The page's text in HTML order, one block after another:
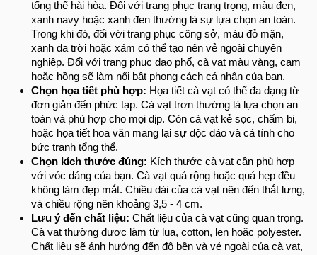
tổng thể hài hòa. Đối với trang phục trang trọng, màu đen,
xanh navy hoặc xanh đen thường là sự lựa chọn an toàn.
Trong khi đó, đối với trang phục công sở, màu đỏ mận,
xanh da trời hoặc xám có thể tạo nên vẻ ngoài chuyên
nghiệp. Đối với trang phục dạo phố, cà vạt màu vàng, cam
hoặc hồng sẽ làm nổi bật phong cách cá nhân của bạn.
Chọn họa tiết phù hợp: Họa tiết cà vạt có thể đa dạng từ
đơn giản đến phức tạp. Cà vạt trơn thường là lựa chọn an
toàn và phù hợp cho mọi dịp. Còn cà vạt kẻ sọc, chấm bi,
hoặc họa tiết hoa văn mang lại sự độc đáo và cá tính cho
bức tranh tổng thể.
Chọn kích thước đúng: Kích thước cà vạt cần phù hợp
với vóc dáng của bạn. Cà vạt quá rộng hoặc quá hẹp đều
không làm đẹp mắt. Chiều dài của cà vạt nên đến thắt lưng,
và chiều rộng nên khoảng 3,5 - 4 cm.
Lưu ý đến chất liệu: Chất liệu của cà vạt cũng quan trọng.
Cà vạt thường được làm từ lụa, cotton, len hoặc polyester.
Chất liệu sẽ ảnh hưởng đến độ bền và vẻ ngoài của cà vạt,